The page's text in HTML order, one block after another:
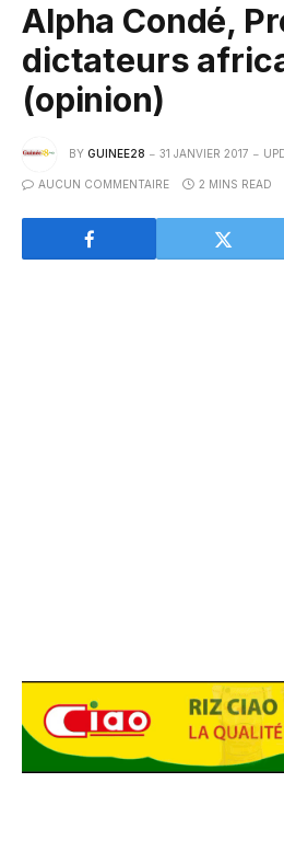
Alpha Condé,
dictateurs
(opinion)
BY GUINEE28 31 JANVIER 2017
AUCUN COMMENTAIRE 2 MINS READ